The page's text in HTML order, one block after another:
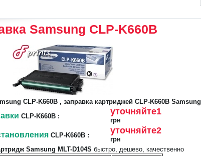
Samsung CLP-K660B
CLP-K660B , заправка картриджей CLP-K660B Samsung
CLP-K660B : уточняйте1
грн
CLP-K660B : уточняйте2
грн
Samsung MLT-D104S быстро, дешево, качественно